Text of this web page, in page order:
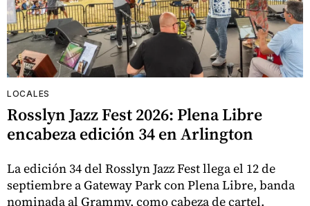
LOCALES
Rosslyn Jazz Fest 2026: Plena Libre
encabeza edición 34 en Arlington
La edición 34 del Rosslyn Jazz Fest llega el 12 de
septiembre a Gateway Park con Plena Libre, banda
nominada al Grammy, como cabeza de cartel.